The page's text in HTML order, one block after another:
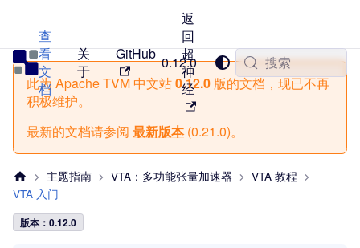
TVM 中文站
查
看
文
档
关
于
GitHub
返
回
超
神
经
0.12.0
搜索
此为 Apache TVM 中文站0.12.0 版的文档，现已不再
积极维护。
最新的文档请参阅 最新版本(0.21.0)。
主题指南 VTA：多功能张量加速器
VTA 教程
VTA 入门
版本：0.12.0